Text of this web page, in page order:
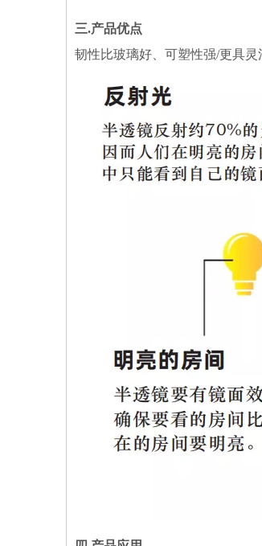
三.产品优点
韧性比玻璃好、可塑性强/更具